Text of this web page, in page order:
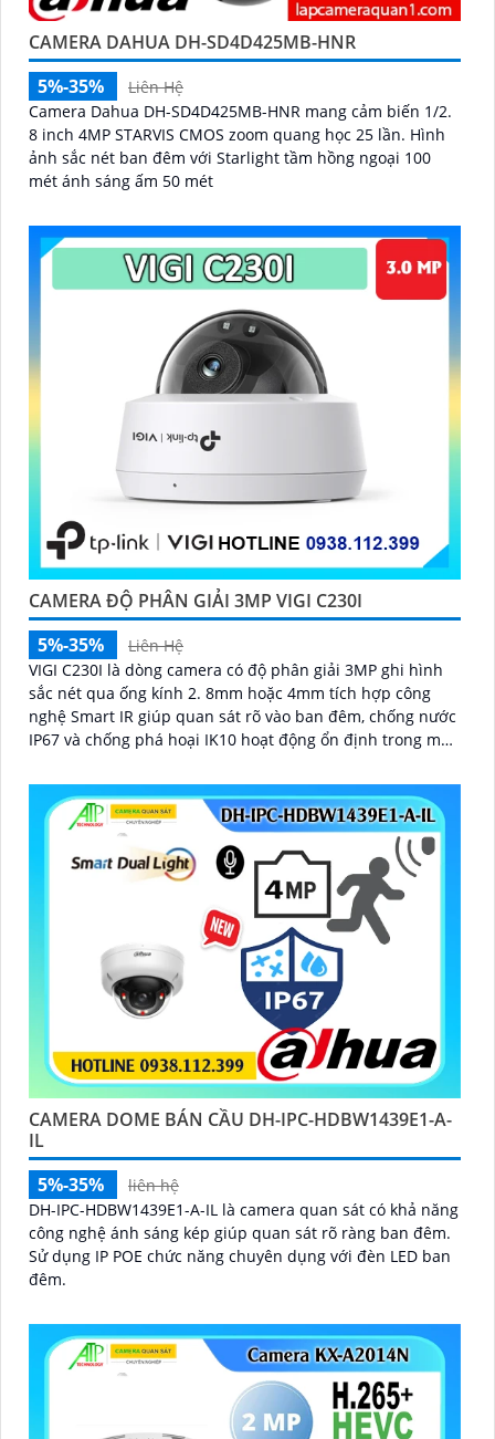
CAMERA DAHUA DH-SD4D425MB-HNR
5%-35%
Liên Hệ
Camera Dahua DH-SD4D425MB-HNR mang cảm biến 1/2.
8 inch 4MP STARVIS CMOS zoom quang học 25 lần. Hình
ảnh sắc nét ban đêm với Starlight tầm hồng ngoại 100
mét ánh sáng ấm 50 mét
CAMERA ĐỘ PHÂN GIẢI 3MP VIGI C230I
5%-35%
Liên Hệ
VIGI C230I là dòng camera có độ phân giải 3MP ghi hình
sắc nét qua ống kính 2. 8mm hoặc 4mm tích hợp công
nghệ Smart IR giúp quan sát rõ vào ban đêm, chống nước
IP67 và chống phá hoại IK10 hoạt động ổn định trong mọi
CAMERA DOME BÁN CẦU DH-IPC-HDBW1439E1-A-
IL
5%-35%
liên hệ
DH-IPC-HDBW1439E1-A-IL là camera quan sát có khả năng
công nghệ ánh sáng kép giúp quan sát rõ ràng ban đêm.
Sử dụng IP POE chức năng chuyên dụng với đèn LED ban
đêm.